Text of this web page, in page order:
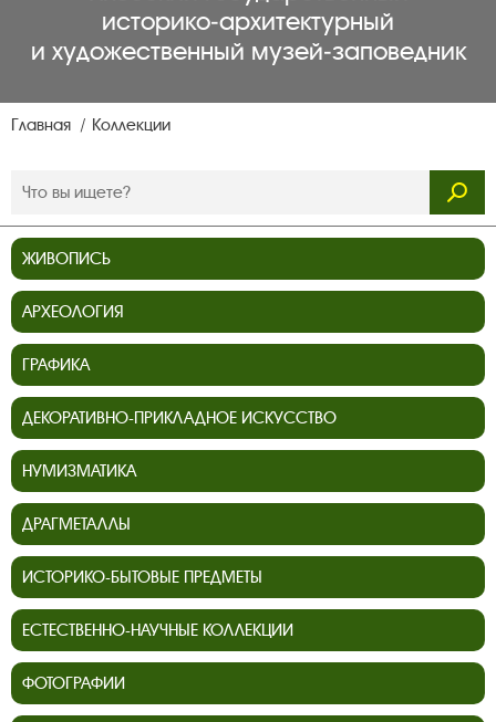
историко‑архитектурный
и художественный музей‑заповедник
Главная Коллекции
ЖИВОПИСЬ
АРХЕОЛОГИЯ
ГРАФИКА
ДЕКОРАТИВНО-ПРИКЛАДНОЕ ИСКУССТВО
НУМИЗМАТИКА
ДРАГМЕТАЛЛЫ
ИСТОРИКО-БЫТОВЫЕ ПРЕДМЕТЫ
ЕСТЕСТВЕННО-НАУЧНЫЕ КОЛЛЕКЦИИ
ФОТОГРАФИИ